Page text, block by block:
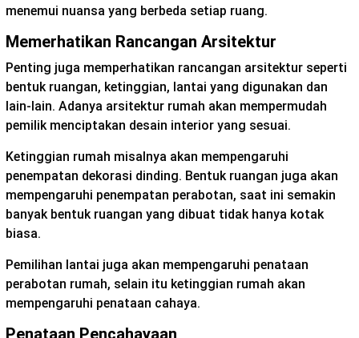
menemui nuansa yang berbeda setiap ruang.
Memerhatikan Rancangan Arsitektur
Penting juga memperhatikan rancangan arsitektur seperti
bentuk ruangan, ketinggian, lantai yang digunakan dan
lain-lain. Adanya arsitektur rumah akan mempermudah
pemilik menciptakan desain interior yang sesuai.
Ketinggian rumah misalnya akan mempengaruhi
penempatan dekorasi dinding. Bentuk ruangan juga akan
mempengaruhi penempatan perabotan, saat ini semakin
banyak bentuk ruangan yang dibuat tidak hanya kotak
biasa.
Pemilihan lantai juga akan mempengaruhi penataan
perabotan rumah, selain itu ketinggian rumah akan
mempengaruhi penataan cahaya.
Penataan Pencahayaan